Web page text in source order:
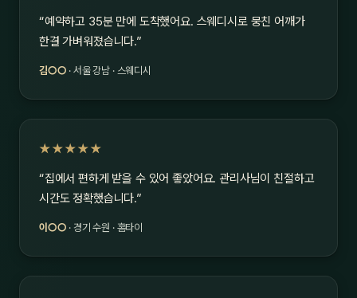
“예약하고 35분 만에 도착했어요. 스웨디시로 뭉친 어깨가
한결 가벼워졌습니다.”
김○○ · 서울 강남 · 스웨디시
★★★★★
“집에서 편하게 받을 수 있어 좋았어요. 관리사님이 친절하고
시간도 정확했습니다.”
이○○ · 경기 수원 · 홈타이